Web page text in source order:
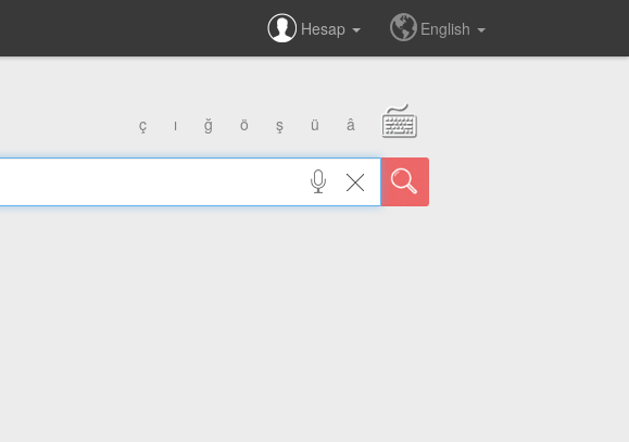
Hesap English
ç ı ğ ö ş ü â